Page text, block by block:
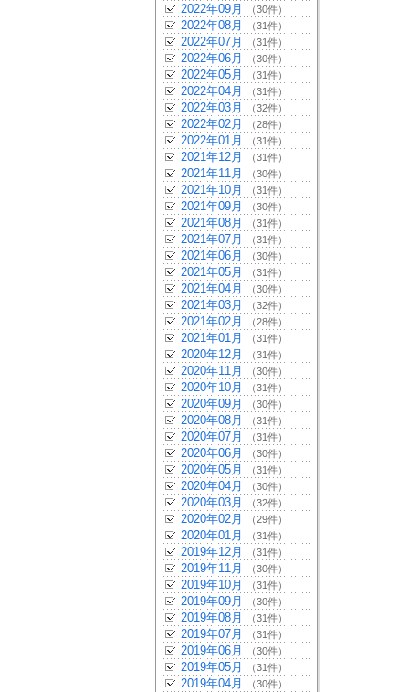
2022年09月 （30件）
2022年08月 （31件）
2022年07月 （31件）
2022年06月 （30件）
2022年05月 （31件）
2022年04月 （31件）
2022年03月 （32件）
2022年02月 （28件）
2022年01月 （31件）
2021年12月 （31件）
2021年11月 （30件）
2021年10月 （31件）
2021年09月 （30件）
2021年08月 （31件）
2021年07月 （31件）
2021年06月 （30件）
2021年05月 （31件）
2021年04月 （30件）
2021年03月 （32件）
2021年02月 （28件）
2021年01月 （31件）
2020年12月 （31件）
2020年11月 （30件）
2020年10月 （31件）
2020年09月 （30件）
2020年08月 （31件）
2020年07月 （31件）
2020年06月 （30件）
2020年05月 （31件）
2020年04月 （30件）
2020年03月 （32件）
2020年02月 （29件）
2020年01月 （31件）
2019年12月 （31件）
2019年11月 （30件）
2019年10月 （31件）
2019年09月 （30件）
2019年08月 （31件）
2019年07月 （31件）
2019年06月 （30件）
2019年05月 （31件）
2019年04月 （30件）